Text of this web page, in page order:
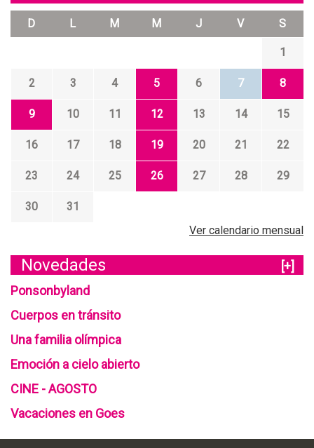
D L M M J V S
1
2 3 4 5 6 7 8
9 10 11 12 13 14 15
16 17 18 19 20 21 22
23 24 25 26 27 28 29
30
31
Ver calendario mensual
Novedades
[+]
Ponsonbyland
Cuerpos en tránsito
Una familia olímpica
Emoción a cielo abierto
CINE - AGOSTO
Vacaciones en Goes